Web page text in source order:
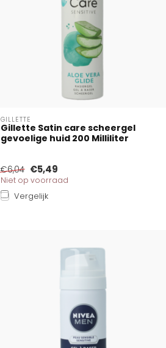
GILLETTE
Gillette Satin care scheergel
gevoelige huid 200 Milliliter
€6,04 €5,49
Niet op voorraad
Vergelijk